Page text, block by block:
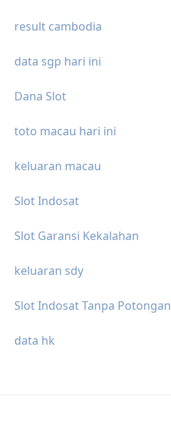
result cambodia
data sgp hari ini
Dana Slot
toto macau hari ini
keluaran macau
Slot Indosat
Slot Garansi Kekalahan
keluaran sdy
Slot Indosat Tanpa Potongan
data hk